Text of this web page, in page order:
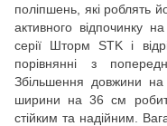
поліпшень, які роблять
активного відпочинку на
серії Шторм STK і
порівнянні з
Збільшення довжини
ширини на 36 см
стійким та надійним.